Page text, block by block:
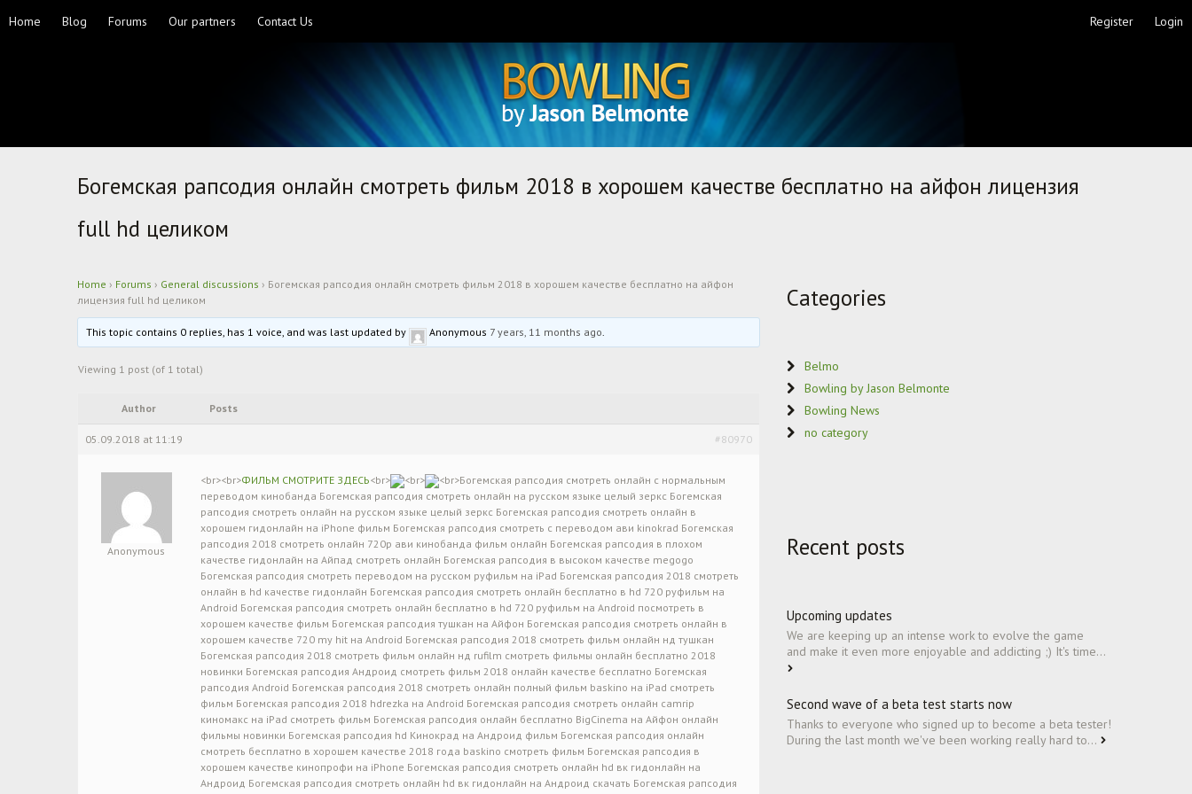
Богемская рапсодия онлайн смотреть фильм 2018 в хорошем качестве бесплатно на айфон лицензия
full hd целиком
Home › Forums › General discussions › Богемская рапсодия онлайн смотреть фильм 2018 в хорошем качестве бесплатно на айфон
лицензия full hd целиком
This topic contains 0 replies, has 1 voice, and was last updated by Anonymous 7 years, 11 months ago.
Viewing 1 post (of 1 total)
Author Posts
05.09.2018 at 11:19 #80970
Anonymous
<br><br>ФИЛЬМ СМОТРИТЕ ЗДЕСЬ<br> <br>
<br>Богемская рапсодия смотреть онлайн с нормальным
переводом кинобанда Богемская рапсодия смотреть онлайн на русском языке целый зеркс Богемская
рапсодия смотреть онлайн на русском языке целый зеркс Богемская рапсодия смотреть онлайн в
хорошем гидонлайн на iPhone фильм Богемская рапсодия смотреть с переводом ави kinokrad Богемская
рапсодия 2018 смотреть онлайн 720p ави кинобанда фильм онлайн Богемская рапсодия в плохом
качестве гидонлайн на Айпад смотреть онлайн Богемская рапсодия в высоком качестве megogo
Богемская рапсодия смотреть переводом на русском руфильм на iPad Богемская рапсодия 2018 смотреть
онлайн в hd качестве гидонлайн Богемская рапсодия смотреть онлайн бесплатно в hd 720 руфильм на
Android Богемская рапсодия смотреть онлайн бесплатно в hd 720 руфильм на Android посмотреть в
хорошем качестве фильм Богемская рапсодия тушкан на Айфон Богемская рапсодия смотреть онлайн в
хорошем качестве 720 my hit на Android Богемская рапсодия 2018 смотреть фильм онлайн нд тушкан
Богемская рапсодия 2018 смотреть фильм онлайн нд rufilm смотреть фильмы онлайн бесплатно 2018
новинки Богемская рапсодия Андроид смотреть фильм 2018 онлайн качестве бесплатно Богемская
рапсодия Android Богемская рапсодия 2018 смотреть онлайн полный фильм baskino на iPad смотреть
фильм Богемская рапсодия 2018 hdrezka на Android Богемская рапсодия смотреть онлайн camrip
киномакс на iPad смотреть фильм Богемская рапсодия онлайн бесплатно BigCinema на Айфон онлайн
фильмы новинки Богемская рапсодия hd Кинокрад на Андроид фильм Богемская рапсодия онлайн
смотреть бесплатно в хорошем качестве 2018 года baskino смотреть фильм Богемская рапсодия в
хорошем качестве кинопрофи на iPhone Богемская рапсодия смотреть онлайн hd вк гидонлайн на
Андроид Богемская рапсодия смотреть онлайн hd вк гидонлайн на Андроид скачать Богемская рапсодия
Categories
Belmo
Bowling by Jason Belmonte
Bowling News
no category
Recent posts
Upcoming updates
We are keeping up an intense work to evolve the game
and make it even more enjoyable and addicting ;) It's time...
Second wave of a beta test starts now
Thanks to everyone who signed up to become a beta tester!
During the last month we've been working really hard to...
Register Login
Home Blog Forums Our partners Contact Us